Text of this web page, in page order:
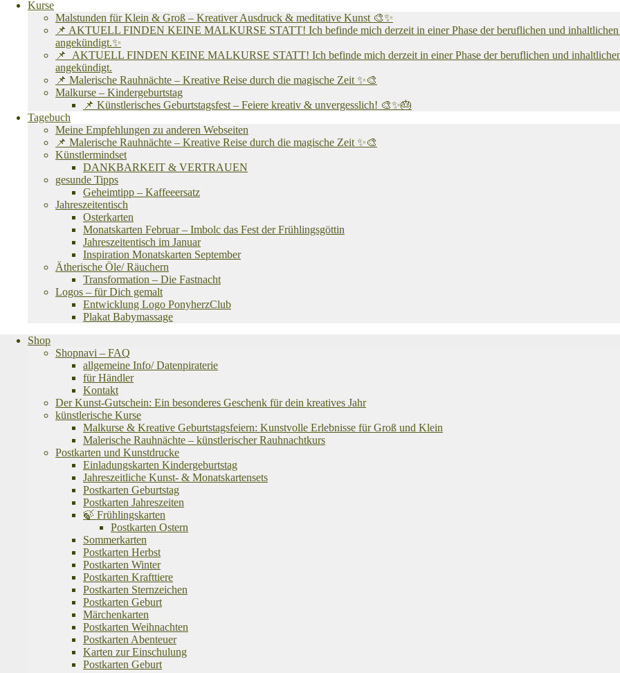
Kurse
Malstunden für Klein & Groß – Kreativer Ausdruck & meditative Kunst 🎨✨
📌 AKTUELL FINDEN KEINE MALKURSE STATT! Ich befinde mich derzeit in einer Phase der beruflichen und inhaltlichen
angekündigt.✨
📌 AKTUELL FINDEN KEINE MALKURSE STATT! Ich befinde mich derzeit in einer Phase der beruflichen und
angekündigt.
📌 Malerische Rauhnächte – Kreative Reise durch die magische Zeit ✨🎨
Malkurse – Kindergeburtstag
📌 Künstlerisches Geburtstagsfest – Feiere kreativ & unvergesslich! 🎨✨🎂
Tagebuch
Meine Empfehlungen zu anderen Webseiten
📌 Malerische Rauhnächte – Kreative Reise durch die magische Zeit ✨🎨
Künstlermindset
DANKBARKEIT & VERTRAUEN
gesunde Tipps
Geheimtipp – Kaffeeersatz
Jahreszeitentisch
Osterkarten
Monatskarten Februar – Imbolc das Fest der Frühlingsgöttin
Jahreszeitentisch im Januar
Inspiration Monatskarten September
Ätherische Öle/ Räuchern
Transformation – Die Fastnacht
Logos – für Dich gemalt
Entwicklung Logo PonyherzClub
Plakat Babymassage
Shop
Shopnavi – FAQ
allgemeine Info/ Datenpiraterie
für Händler
Kontakt
Der Kunst-Gutschein: Ein besonderes Geschenk für dein kreatives Jahr
künstlerische Kurse
Malkurse & Kreative Geburtstagsfeiern: Kunstvolle Erlebnisse für Groß und Klein
Malerische Rauhnächte – künstlerischer Rauhnachtkurs
Postkarten und Kunstdrucke
Einladungskarten Kindergeburtstag
Jahreszeitliche Kunst- & Monatskartensets
Postkarten Geburtstag
Postkarten Jahreszeiten
🍃 Frühlingskarten
Postkarten Ostern
Sommerkarten
Postkarten Herbst
Postkarten Winter
Postkarten Krafttiere
Postkarten Sternzeichen
Postkarten Geburt
Märchenkarten
Postkarten Weihnachten
Postkarten Abenteuer
Karten zur Einschulung
Postkarten Geburt